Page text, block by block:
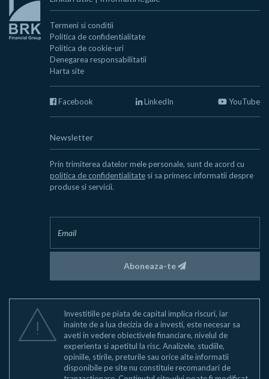
Termeni si conditii
Politica de confidentialitate
Politica de cookie-uri
Denegarea responsabilitatii
Harta site
Facebook LinkedIn YouTube
Newsletter
Prin trimiterea datelor mele personale, sunt de acord cu
politica de confidentialitate si sa primesc informatii despre
produse si servicii.
Aboneaza-te
Investitiile pe piata de capital implica riscuri, iar
inainte de a lua decizia de a investi, este necesar sa
aveti in vedere obiectivele financiare, nivelul de
experienta si apetitul la risc. Analizele, studiile,
opiniile, stirile, preturile sau orice alte informatii
disponibile pe site nu constituie recomandari de